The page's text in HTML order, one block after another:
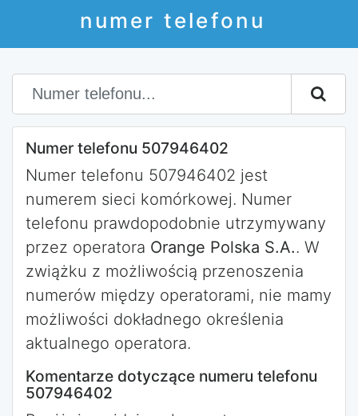
numer telefonu
Numer telefonu 507946402
Numer telefonu 507946402 jest
numerem sieci komórkowej. Numer
telefonu prawdopodobnie utrzymywany
przez operatora Orange Polska S.A.. W
zwiążku z możliwością przenoszenia
numerów między operatorami, nie mamy
możliwości dokładnego określenia
aktualnego operatora.
Komentarze dotyczące numeru telefonu
507946402